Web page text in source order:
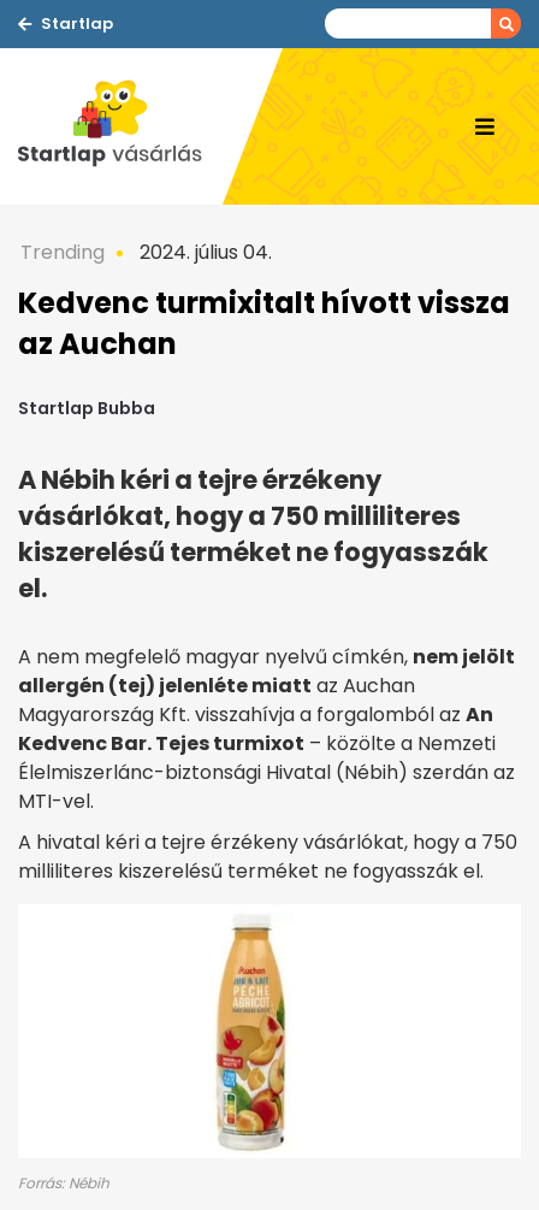
Startlap
Trending 2024. július 04.
Kedvenc turmixitalt hívott vissza
az Auchan
Startlap Bubba
A Nébih kéri a tejre érzékeny
vásárlókat, hogy a 750 milliliteres
kiszerelésű terméket ne fogyasszák
el.
A nem megfelelő magyar nyelvű címkén, nem jelölt
allergén (tej) jelenléte miatt az Auchan
Magyarország Kft. visszahívja a forgalomból az An
Kedvenc Bar. Tejes turmixot – közölte a Nemzeti
Élelmiszerlánc-biztonsági Hivatal (Nébih) szerdán az
MTI-vel.
A hivatal kéri a tejre érzékeny vásárlókat, hogy a 750
milliliteres kiszerelésű terméket ne fogyasszák el.
Forrás: Nébih